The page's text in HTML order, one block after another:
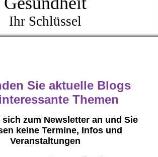
Ihr Schlüssel
Sie aktuelle Blogs
Themen
sich zum Newsletter an und Sie
keine Termine, Infos und
Veranstaltungen